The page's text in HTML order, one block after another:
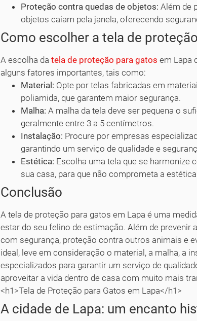
Proteção contra quedas de objetos: Além de
objetos caiam pela janela, oferecendo
Como escolher a tela de
A escolha datela de proteção para gatos em Lapa
alguns fatores importantes, tais como:
Material: Opte por telas fabricadas em
poliamida, que garantem maior segurança.
Malha: A malha da tela deve ser pequena o
geralmente entre 3 a 5 centímetros.
Instalação: Procure por empresas
garantindo um serviço de qualidade e
Estética: Escolha uma tela que se harmonize
sua casa, para que não comprometa a
Conclusão
A tela de proteção para gatos em Lapa é uma
estar do seu felino de estimação. Além de prevenir
com segurança, proteção contra outros animais e
ideal, leve em consideração o material, a malha, a
especializados para garantir um serviço de
aproveitar a vida dentro de casa com muito mais
<h1>Tela de Proteção para Gatos em Lapa</h1>
A cidade de Lapa: um encanto